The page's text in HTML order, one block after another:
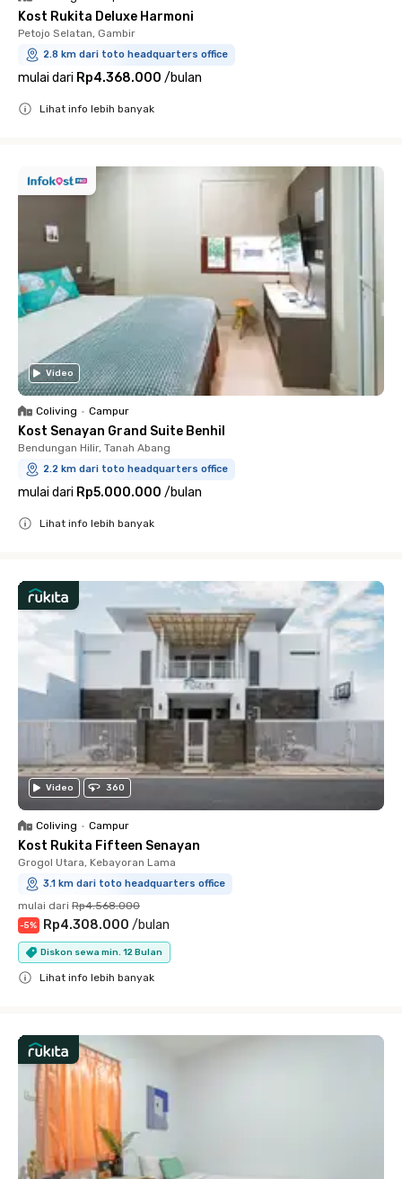
Kost Rukita Deluxe Harmoni
Petojo Selatan, Gambir
2.8 km dari toto headquarters office
mulai dari Rp4.368.000 /bulan
Lihat info lebih banyak
Video
Coliving • Campur
Kost Senayan Grand Suite Benhil
Bendungan Hilir, Tanah Abang
2.2 km dari toto headquarters office
mulai dari Rp5.000.000 /bulan
Lihat info lebih banyak
Video 360
Coliving • Campur
Kost Rukita Fifteen Senayan
Grogol Utara, Kebayoran Lama
3.1 km dari toto headquarters office
mulai dari Rp4.568.000
-5% Rp4.308.000 /bulan
Diskon sewa min. 12 Bulan
Lihat info lebih banyak